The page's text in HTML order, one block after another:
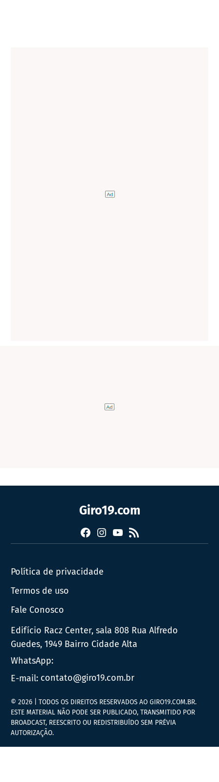
Giro19.com
FacebookInstagram
YouTube
RSS
Política de privacidade
Termos de uso
Fale Conosco
Edifício Racz Center, sala 808 Rua Alfredo
Guedes, 1949 Bairro Cidade Alta
WhatsApp:
E-mail: contato@giro19.com.br
© 2026 | TODOS OS DIREITOS RESERVADOS AO GIRO19.COM.BR.
ESTE MATERIAL NÃO PODE SER PUBLICADO, TRANSMITIDO POR
BROADCAST, REESCRITO OU REDISTRIBUÍDO SEM PRÉVIA
AUTORIZAÇÃO.